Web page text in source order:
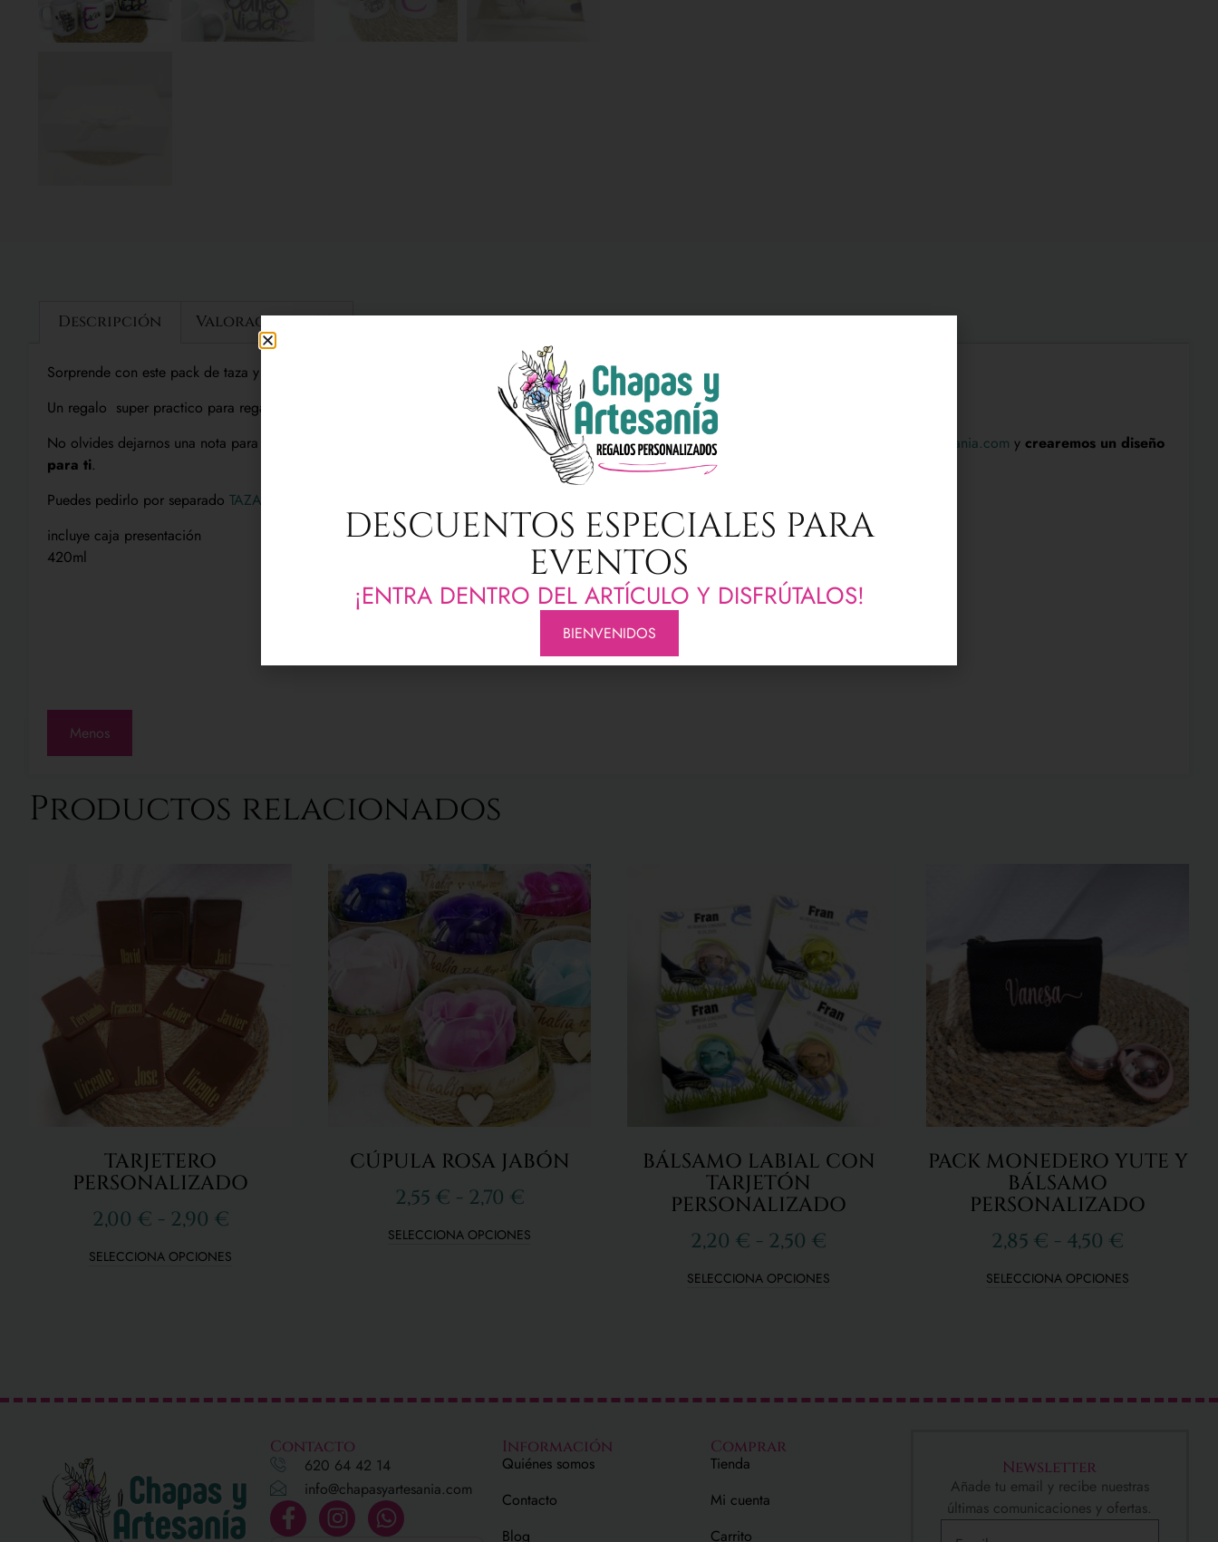
Descripción Valoraciones (0)
Sorprende con este pack de taza y tote bag completamente personalizado, seguro que saca una sonrisa a quien lo reciba.
Un regalo super practico para regalar a
mamá, hermanas, amigos, profes o para ti mismo,Va presentado en caja regalo.
No olvides dejarnos una nota para tu personalización y si necesitas algo en concreto puedes escribirnos por whatsapp o al mail
info@chapasyartesania.com y crearemos un diseño
para ti.
Puedes pedirlo por separado TAZA PERSONALIZADA
incluye caja presentación
420ml
Menos
Productos relacionados
TARJETERO
PERSONALIZADO
2,00 € - 2,90 €
SELECCIONA OPCIONES
CÚPULA ROSA JABÓN
2,55 € - 2,70 €
SELECCIONA OPCIONES
BÁLSAMO LABIAL CON
TARJETÓN
PERSONALIZADO
2,20 € - 2,50 €
SELECCIONA OPCIONES
PACK MONEDERO YUTE Y
BÁLSAMO
PERSONALIZADO
2,85 € - 4,50 €
SELECCIONA OPCIONES
Contacto
620 64 42 14
info@chapasyartesania.com
Información
Quiénes somos
Contacto
Blog
Comprar
Tienda
Mi cuenta
Carrito
Newsletter
Añade tu email y recibe nuestras
últimas comunicaciones y ofertas.
DESCUENTOS ESPECIALES PARA
EVENTOS
¡ENTRA DENTRO DEL ARTÍCULO Y DISFRÚTALOS!
BIENVENIDOS